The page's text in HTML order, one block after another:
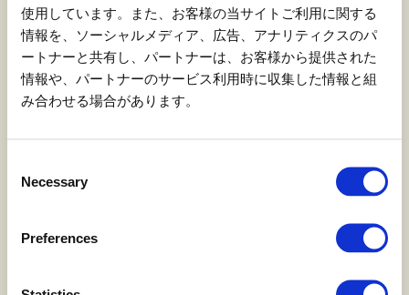
使用しています。また、お客様の当サイトご利用に関する
情報を、ソーシャルメディア、広告、アナリティクスのパ
ートナーと共有し、パートナーは、お客様から提供された
情報や、パートナーのサービス利用時に収集した情報と組
み合わせる場合があります。
Selection
Necessary
Preferences
「遊樂！」購買確認畫面或購買完成電子郵件（智慧型手
機，或出示列印的文件）
參加資格
前日應有充足的休息和睡眠，身心都要健康。
車輛整備違反等無，一般公路可行駛的車輛。
性別・年齡・國籍等不限，但需理解日語並能理解走行前會